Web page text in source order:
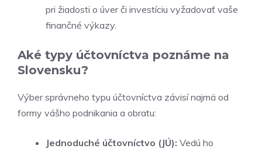
pri žiadosti o úver či investíciu vyžadovať vaše
finančné výkazy.
Aké typy účtovníctva poznáme na
Slovensku?
Výber správneho typu účtovníctva závisí najmä od
formy vášho podnikania a obratu:
Jednoduché účtovníctvo (JÚ): Vedú ho